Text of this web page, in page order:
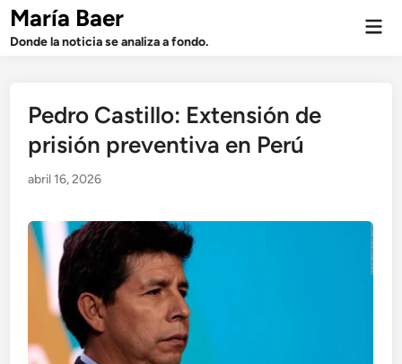
Saltar
contenido
María Baer
Donde la noticia se analiza a fondo.
Pedro Castillo: Extensión de
prisión preventiva en Perú
abril 16, 2026